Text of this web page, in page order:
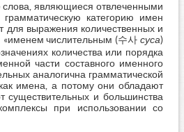
являющиеся отвлеченными
категорию имен
для выражения количественных и
«именем числительным (수사суса)
количества или порядка
части составного именного
аналогична грамматической
имена, а потому они обладают
существительных и большинства
при использовании со